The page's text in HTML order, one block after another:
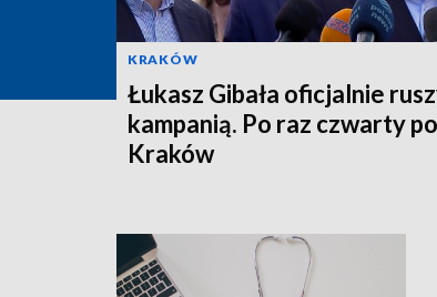
KRAKÓW
Łukasz Gibała oficjalnie
kampanią. Po raz czwarty
Kraków